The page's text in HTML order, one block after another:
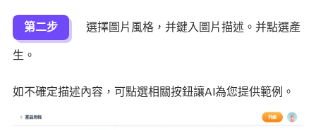
第二步
選擇圖片風格，并鍵入圖片描述。并點選產
生。
如不確定描述內容，可點選相關按鈕讓AI為您提供範例。